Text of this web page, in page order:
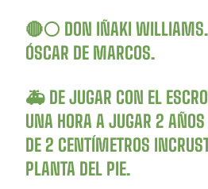
🔴⚪️ DON IÑAKI WILLIAMS.
ÓSCAR DE MARCOS.
🚑 DE JUGAR CON EL
UNA HORA A JUGAR 2
DE 2 CENTÍMETROS
PLANTA DEL PIE.